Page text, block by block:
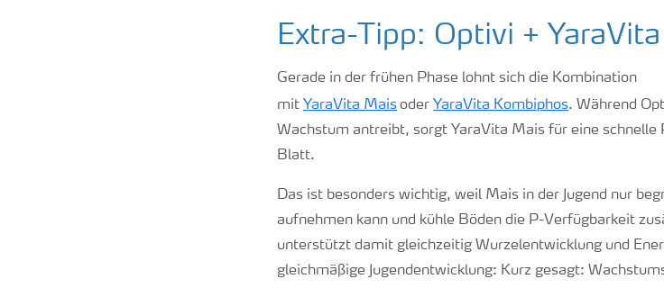
Extra-Tipp: Optivi +
Gerade in der frühen Phase lohnt sich die Kombination
mit YaraVita Mais oder YaraVita Kombiphos. Während
Wachstum antreibt, sorgt YaraVita Mais für eine schnelle
Blatt.
Das ist besonders wichtig, weil Mais in der Jugend nur
aufnehmen kann und kühle Böden die P-Verfügbarkeit
unterstützt damit gleichzeitig Wurzelentwicklung und
gleichmäßige Jugendentwicklung: Kurz gesagt: